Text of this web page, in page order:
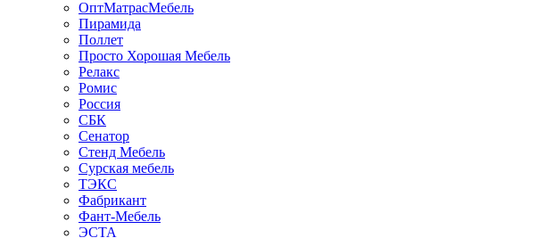
ОптМатрасМебель
Пирамида
Поллет
Просто Хорошая Мебель
Релакс
Ромис
Россия
СБК
Сенатор
Стенд Мебель
Сурская мебель
ТЭКС
Фабрикант
Фант-Мебель
ЭСТА